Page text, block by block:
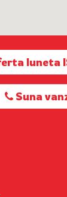
luneta
Suna